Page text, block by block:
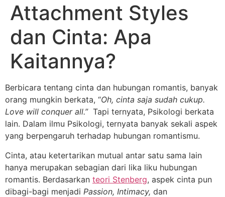
Attachment Styles
dan Cinta: Apa
Kaitannya?
Berbicara tentang cinta dan hubungan romantis, banyak
orang mungkin berkata, “Oh, cinta saja sudah cukup.
Love will conquer all.” Tapi ternyata, Psikologi berkata
lain. Dalam ilmu Psikologi, ternyata banyak sekali aspek
yang berpengaruh terhadap hubungan romantismu.
Cinta, atau ketertarikan mutual antar satu sama lain
hanya merupakan sebagian dari lika liku hubungan
romantis. Berdasarkan teori Stenberg, aspek cinta pun
dibagi-bagi menjadi Passion, Intimacy, dan